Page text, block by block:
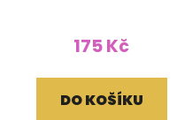
175 Kč
DO KOŠÍKU